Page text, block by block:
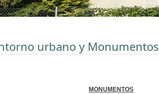
urbano y Monumentos
MONUMENTOS